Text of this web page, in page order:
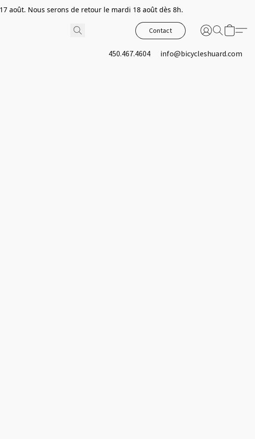
août. Nous serons de retour le mardi 18 août dès 8h.
Contact
450.467.4604 info@bicycleshuard.com